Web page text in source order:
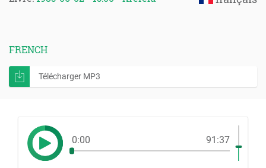
FRENCH
Télécharger MP3
0:00 91:37